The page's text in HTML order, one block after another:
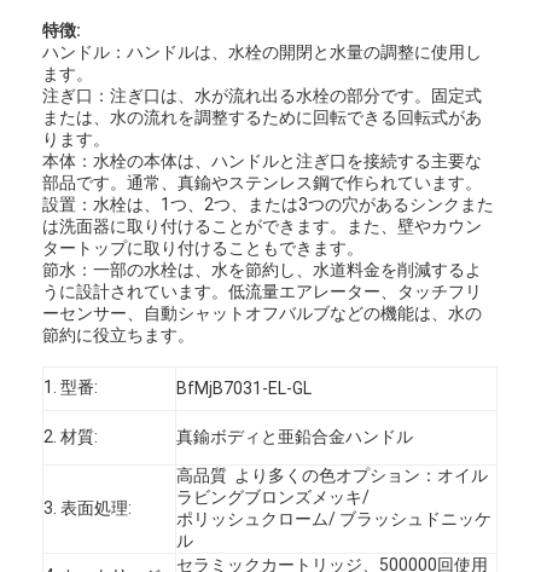
特徴:
ハンドル：ハンドルは、水栓の開閉と水量の調整に使用し
ます。
注ぎ口：注ぎ口は、水が流れ出る水栓の部分です。固定式
または、水の流れを調整するために回転できる回転式があ
ります。
本体：水栓の本体は、ハンドルと注ぎ口を接続する主要な
部品です。通常、真鍮やステンレス鋼で作られています。
設置：水栓は、1つ、2つ、または3つの穴があるシンクまた
は洗面器に取り付けることができます。また、壁やカウン
タートップに取り付けることもできます。
節水：一部の水栓は、水を節約し、水道料金を削減するよ
うに設計されています。低流量エアレーター、タッチフリ
ーセンサー、自動シャットオフバルブなどの機能は、水の
節約に役立ちます。
1. 型番: BfMjB7031-EL-GL
2. 材質: 真鍮ボディと亜鉛合金ハンドル
3. 表面処理:
高品質 より多くの色オプション：オイル
ラビングブロンズメッキ/
ポリッシュクローム/ ブラッシュドニッケ
ル
セラミックカートリッジ、500000回使用